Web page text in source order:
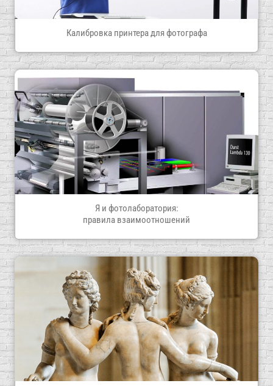
Калибровка принтера для фотографа
Я и фотолаборатория:
правила взаимоотношений